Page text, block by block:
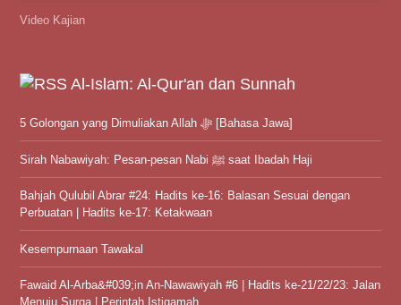
Video Kajian
Al-Islam: Al-Qur'an dan Sunnah
5 Golongan yang Dimuliakan Allah ﷻ [Bahasa Jawa]
Sirah Nabawiyah: Pesan-pesan Nabi ﷺ saat Ibadah Haji
Bahjah Qulubil Abrar #24: Hadits ke-16: Balasan Sesuai dengan
Perbuatan | Hadits ke-17: Ketakwaan
Kesempurnaan Tawakal
Fawaid Al-Arba&#039;in An-Nawawiyah #6 | Hadits ke-21/22/23: Jalan
Menuju Surga | Perintah Istiqamah